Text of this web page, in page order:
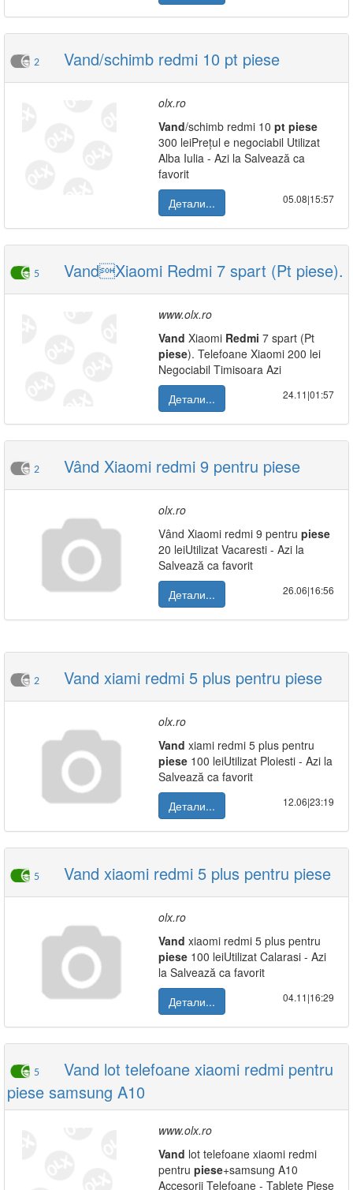
2 Vand/schimb redmi 10 pt piese
olx.ro
Vand/schimb redmi 10 pt piese
300 leiPrețul e negociabil Utilizat
Alba Iulia - Azi la Salvează ca
favorit
Детали...
05.08|15:57
5 VandXiaomi Redmi 7 spart (Pt piese).
www.olx.ro
Vand Xiaomi Redmi 7 spart (Pt
piese). Telefoane Xiaomi 200 lei
Negociabil Timisoara Azi
Детали...
24.11|01:57
2 Vând Xiaomi redmi 9 pentru piese
olx.ro
Vând Xiaomi redmi 9 pentru piese
20 leiUtilizat Vacaresti - Azi la
Salvează ca favorit
Детали...
26.06|16:56
2 Vand xiami redmi 5 plus pentru piese
olx.ro
Vand xiami redmi 5 plus pentru
piese 100 leiUtilizat Ploiesti - Azi la
Salvează ca favorit
Детали...
12.06|23:19
5 Vand xiaomi redmi 5 plus pentru piese
olx.ro
Vand xiaomi redmi 5 plus pentru
piese 100 leiUtilizat Calarasi - Azi
la Salvează ca favorit
Детали...
04.11|16:29
5
Vand lot telefoane xiaomi redmi pentru
piese samsung A10
www.olx.ro
Vand lot telefoane xiaomi redmi
pentru piese+samsung A10
Accesorii Telefoane - Tablete Piese